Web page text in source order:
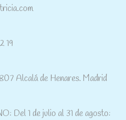
19
Alcalá de Henares. Madrid
Del 1 de julio al 31 de agosto: